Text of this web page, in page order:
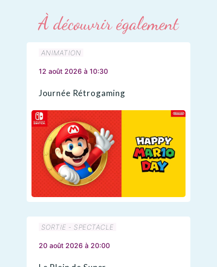
À découvrir également
ANIMATION
12 août 2026 à 10:30
Journée Rétrogaming
SORTIE - SPECTACLE
20 août 2026 à 20:00